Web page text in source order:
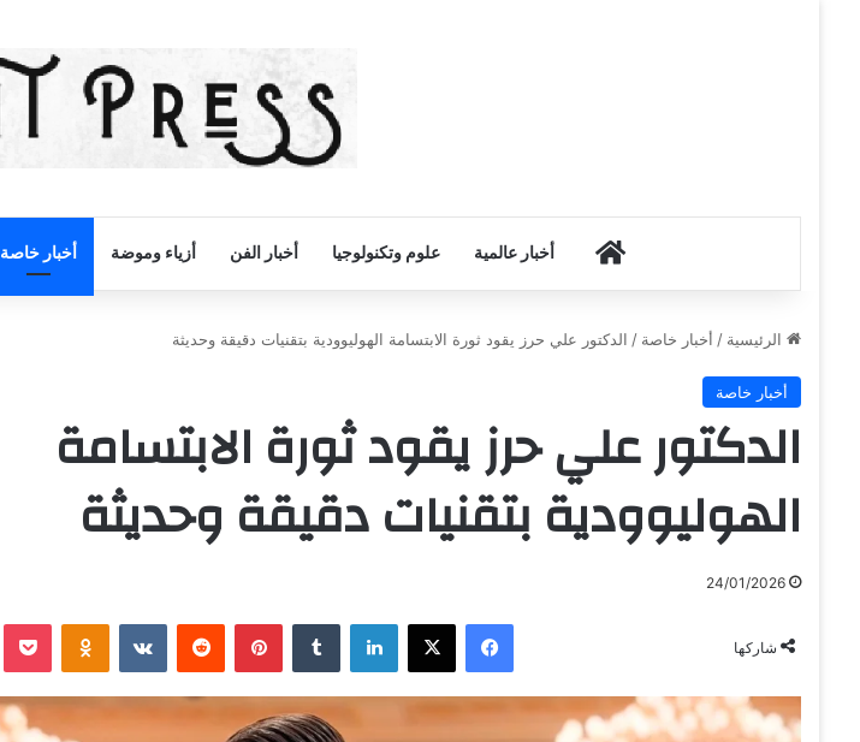
أخبار الكويت
أخبار عالمية علوم وتكنولوجيا أخبار الفن أزياء وموضة أخبار خاصة
الرئيسية / أخبار خاصة / الدكتور علي حرز يقود ثورة الابتسامة الهوليوودية بتقنيات دقيقة وحديثة
أخبار خاصة
الدكتور علي حرز يقود ثورة الابتسامة
الهوليوودية بتقنيات دقيقة وحديثة
24/01/2026
شاركها
فيسبوك ‫X لينكدإن ‏Tumblr بينتيريست ‏Reddit
‏VKontakte
Odnoklassniki
‫Pocket